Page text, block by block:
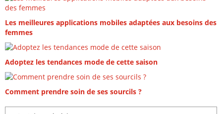
Les meilleures applications mobiles adaptées aux besoins des
femmes
Adoptez les tendances mode de cette saison
Comment prendre soin de ses sourcils ?